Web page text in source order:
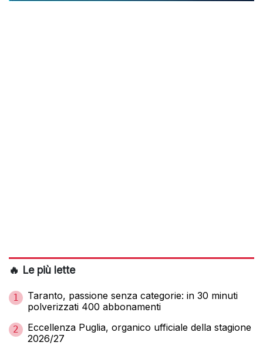
🔥 Le più lette
1
Taranto, passione senza categorie: in 30 minuti
polverizzati 400 abbonamenti
2
Eccellenza Puglia, organico ufficiale della stagione
2026/27